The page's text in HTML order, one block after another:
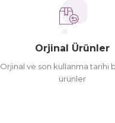
Orjinal Ürünler
Orjinal ve son kullanma tarihi
ürünler